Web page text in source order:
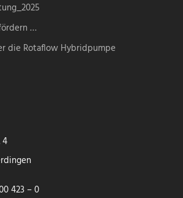
…
die Rotaflow Hybridpumpe
423 – 0